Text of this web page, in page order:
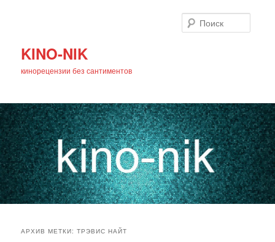
KINO-NIK
кинорецензии без сантиментов
АРХИВ МЕТКИ:ТРЭВИС НАЙТ